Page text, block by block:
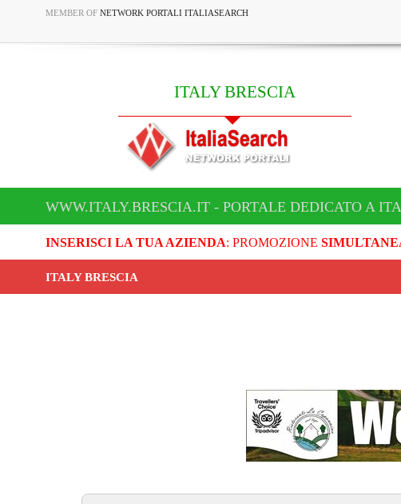
MEMBER OF NETWORK PORTALI ITALIASEARCH
ITALY BRESCIA
WWW.ITALY.BRESCIA.IT - PORTALE DEDICATO A
INSERISCI LA TUA AZIENDA: PROMOZIONE
ITALY BRESCIA